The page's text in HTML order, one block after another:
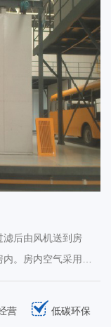
滤后由风机送到房
。房内空气采用全
漆雾微粒不能在空
这样不断地循环转
营 低碳环保